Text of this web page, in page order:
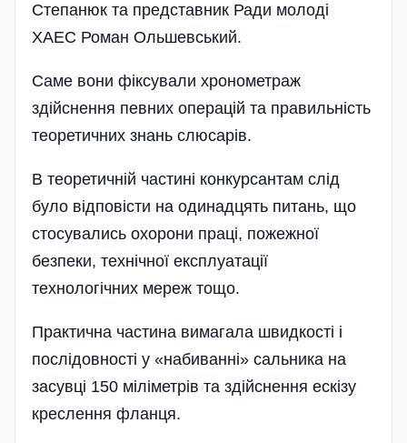
Степанюк та представник Ради молоді
ХАЕС Роман Ольшевський.
Саме вони фіксували хронометраж
здійснення певних операцій та правильність
теоретичних знань слюсарів.
В теоретичній частині конкурсантам слід
було відповісти на одинадцять питань, що
стосувались охорони праці, пожежної
безпеки, технічної експлуатації
технологічних мереж тощо.
Практична частина вимагала швидкості і
послідовності у «набиванні» сальника на
засувці 150 міліметрів та здійснення ескізу
креслення фланця.